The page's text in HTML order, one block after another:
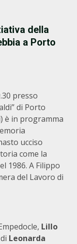
della
a Porto
presso
di Porto
è in programma
ucciso
come la
1986. A Filippo
del Lavoro di
Lillo
Leonarda